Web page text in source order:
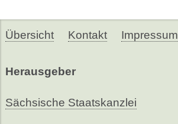
Übersicht Kontakt Impressum
Herausgeber
Sächsische Staatskanzlei